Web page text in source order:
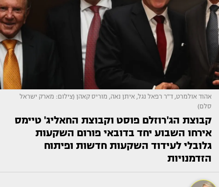
אהוד אולמרט, ד"ר רפאל נגל, איתן נאה, מוריס קאהן (צילום: מארק ישראל
סלם)
קבוצת הג'רוזלם פוסט וקבוצת החאליג' טיימס
אירחו השבוע יחד בדובאי פורום השקעות
גלובלי לעידוד השקעות חדשות ופיתוח
הזדמנויות